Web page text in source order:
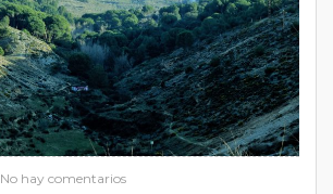
No hay comentarios